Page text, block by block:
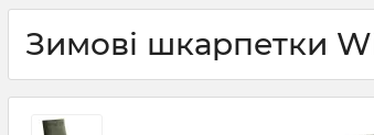
Зимові шкарпетки